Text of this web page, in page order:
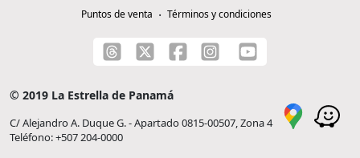
Puntos de venta
Términos y condiciones
© 2019 La Estrella de Panamá
C/ Alejandro A. Duque G. - Apartado 0815-00507, Zona 4
Teléfono: +507 204-0000